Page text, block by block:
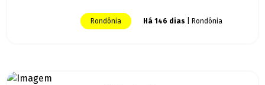
Rondônia Há 146 dias | Rondônia